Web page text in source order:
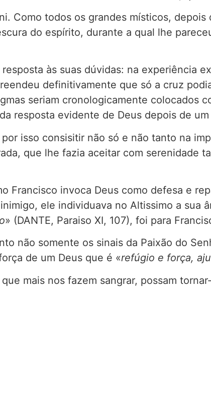
Como todos os grandes místicos,
do espírito, durante a qual lhe
às suas dúvidas: na experiência
definitivamente que só a cruz
seriam cronologicamente colocados
resposta evidente de Deus depois de um
isso consisitir não só e não tanto na
que lhe fazia aceitar com serenidade
Francisco invoca Deus como defesa e
ele individuava no Altissimo a sua
» (DANTE, Paraiso XI, 107), foi para
não somente os sinais da Paixão do
de um Deus que é «refúgio e força,
mais nos fazem sangrar, possam